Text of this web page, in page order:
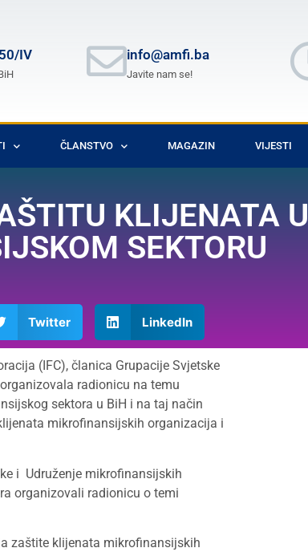
IV info@amfi.ba
Javite nam se!
ČLANSTVO MAGAZIN VIJESTI
KLIJENATA U
SEKTORU
Twitter LinkedIn
(IFC), članica Grupacije Svjetske
radionicu na temu
sektora u BiH i na taj način
mikrofinansijskih organizacija i
i Udruženje mikrofinansijskih
organizovali radionicu o temi
zaštite klijenata mikrofinansijskih